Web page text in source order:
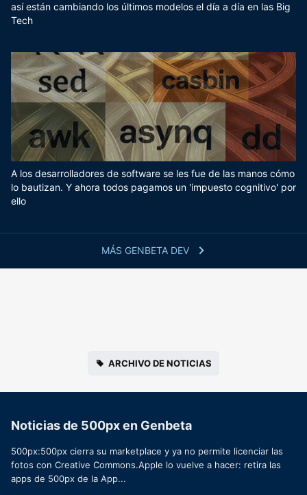
MÁS GENBETA DEV
así están cambiando los últimos modelos el día a día en las Big
Tech
A los desarrolladores de software se les fue de las manos cómo
lo bautizan. Y ahora todos pagamos un 'impuesto cognitivo' por
ello
ARCHIVO DE NOTICIAS
Noticias de 500px en Genbeta
500px:500px cierra su marketplace y ya no permite licenciar las
fotos con Creative Commons.Apple lo vuelve a hacer: retira las
apps de 500px de la App...